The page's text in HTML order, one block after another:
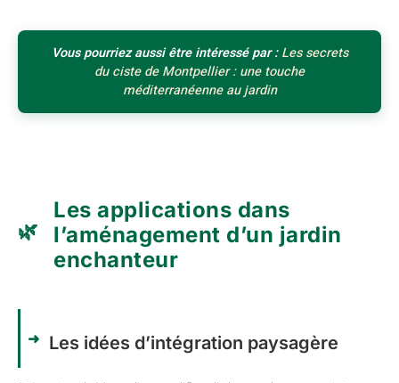
Vous pourriez aussi être intéressé par :Les secrets
du ciste de Montpellier : une touche
méditerranéenne au jardin
Les applications dans
l’aménagement d’un jardin
enchanteur
Les idées d’intégration paysagère